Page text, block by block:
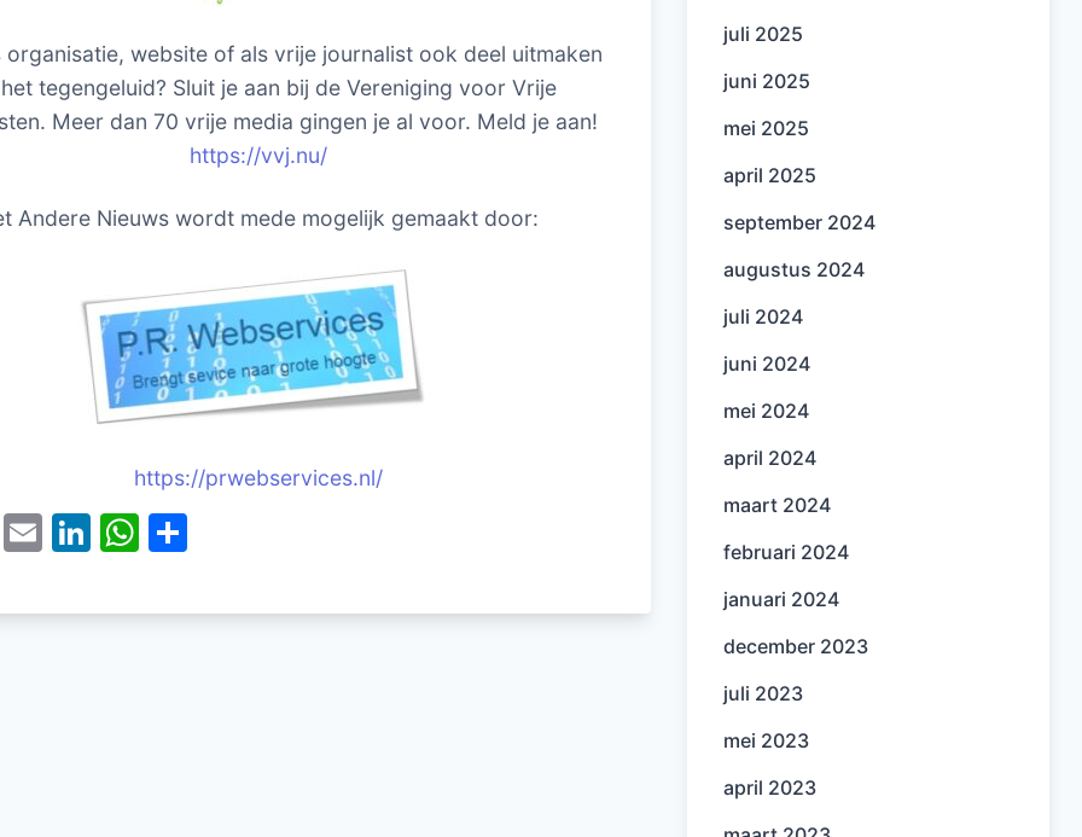
organisatie, website of als vrije journalist ook deel uitmaken
tegengeluid? Sluit je aan bij de Vereniging voor Vrije
Meer dan 70 vrije media gingen je al voor. Meld je aan!
https://vvj.nu/
Andere Nieuws wordt mede mogelijk gemaakt door:
https://prwebservices.nl/
E
ai
Li
k
W
at e
juli 2025
juni 2025
mei 2025
april 2025
september 2024
augustus 2024
juli 2024
juni 2024
mei 2024
april 2024
maart 2024
februari 2024
januari 2024
december 2023
juli 2023
mei 2023
april 2023